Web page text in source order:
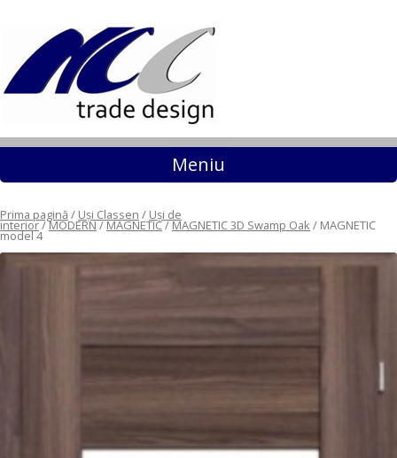
Meniu Sari la conținut
Prima pagină / Uși Classen / Uși de
interior/MODERN/MAGNETIC/MAGNETIC 3D Swamp Oak / MAGNETIC
model 4